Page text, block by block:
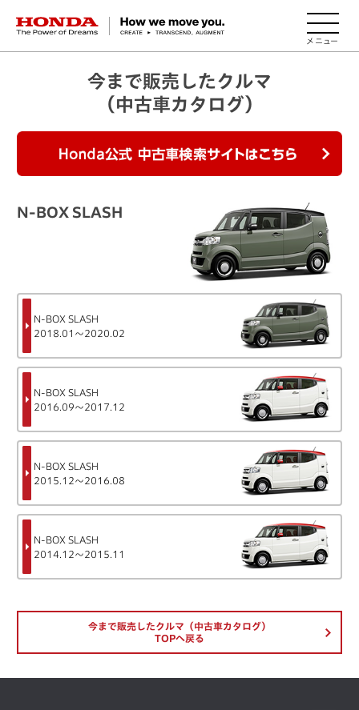
HONDA The Power of Dreams
今まで販売したクルマ
（中古車カタログ）
N-BOX SLASH
N-BOX SLASH
2018.01～2020.02
N-BOX SLASH
2016.09～2017.12
N-BOX SLASH
2015.12～2016.08
N-BOX SLASH
2014.12～2015.11
今まで販売したクルマ（中古車カタログ）
TOPへ戻る